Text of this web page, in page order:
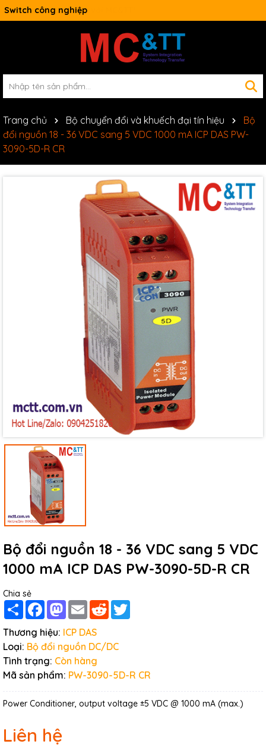
Switch công nghiệp
Trang chủ Bộ chuyển đổi và khuếch đại tín hiệu
Bộ
đổi nguồn 18 - 36 VDC sang 5 VDC 1000 mA ICP DAS PW-
3090-5D-R CR
Bộ đổi nguồn 18 - 36 VDC sang 5 VDC
1000 mA ICP DAS PW-3090-5D-R CR
Chia sẻ
Share FacebookMastodon
Email Reddit
Thương hiệu: ICP DAS
Loại: Bộ đổi nguồn DC/DC
Tình trạng: Còn hàng
Mã sản phẩm: PW-3090-5D-R CR
Power Conditioner, output voltage ±5 VDC @ 1000 mA (max.)
Liên hệ
Điều kiện: